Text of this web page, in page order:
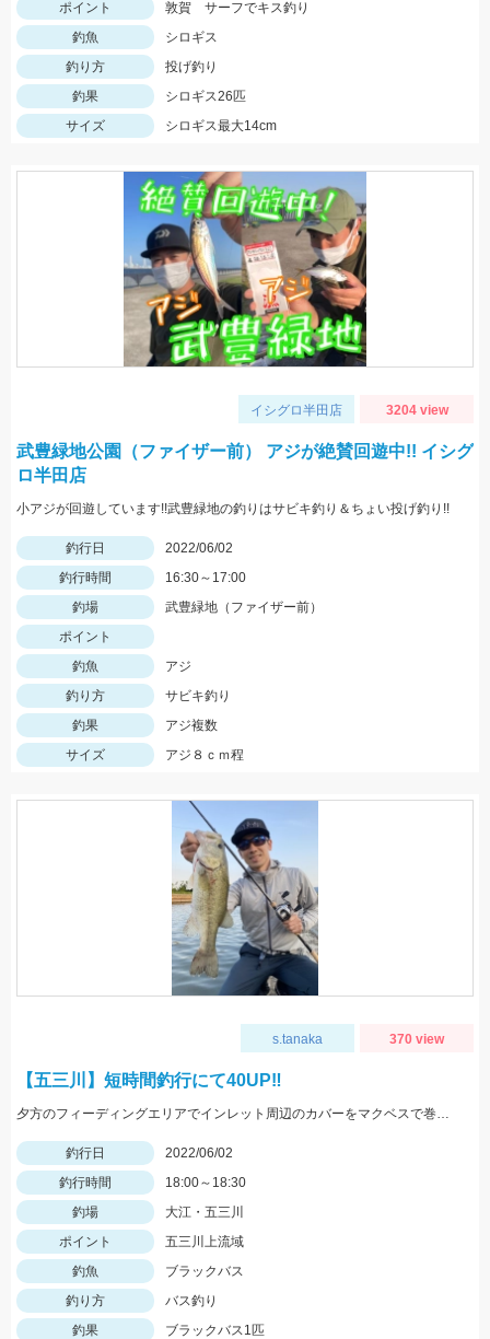
ポイント
敦賀 サーフでキス釣り
釣魚
シロギス
釣り方
投げ釣り
釣果
シロギス26匹
サイズ
シロギス最大14cm
イシグロ半田店 3204 view
武豊緑地公園（ファイザー前） アジが絶賛回遊中!! イシグ
ロ半田店
小アジが回遊しています!!武豊緑地の釣りはサビキ釣り＆ちょい投げ釣り!!
釣行日
2022/06/02
釣行時間
16:30～17:00
釣場
武豊緑地（ファイザー前）
ポイント
釣魚
アジ
釣り方
サビキ釣り
釣果
アジ複数
サイズ
アジ８ｃｍ程
s.tanaka 370 view
【五三川】短時間釣行にて40UP‼︎
夕方のフィーディングエリアでインレット周辺のカバーをマクベスで巻いているとスーッというバキュームバイト‼︎
釣行日
2022/06/02
釣行時間
18:00～18:30
釣場
大江・五三川
ポイント
五三川上流域
釣魚
ブラックバス
釣り方
バス釣り
釣果
ブラックバス1匹